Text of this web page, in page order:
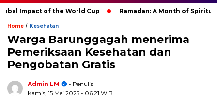
Impact of the World Cup Ramadan: A Month of Spiritual
Home / Kesehatan
Warga Barunggagah menerima
Pemeriksaan Kesehatan dan
Pengobatan Gratis
Admin LM
- Penulis
Kamis, 15 Mei 2025 - 06:21 WIB